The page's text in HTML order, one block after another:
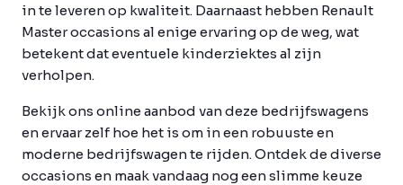
in te leveren op kwaliteit. Daarnaast hebben Renault
Master occasions al enige ervaring op de weg, wat
betekent dat eventuele kinderziektes al zijn
verholpen.
Bekijk ons online aanbod van deze bedrijfswagens
en ervaar zelf hoe het is om in een robuuste en
moderne bedrijfswagen te rijden. Ontdek de diverse
occasions en maak vandaag nog een slimme keuze